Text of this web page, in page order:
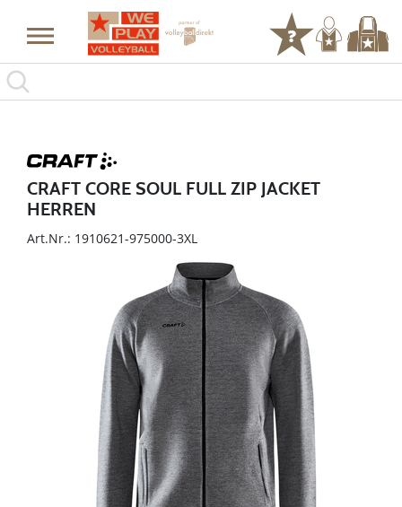
CRAFT CORE SOUL FULL ZIP JACKET
HERREN
Art.Nr.: 1910621-975000-3XL